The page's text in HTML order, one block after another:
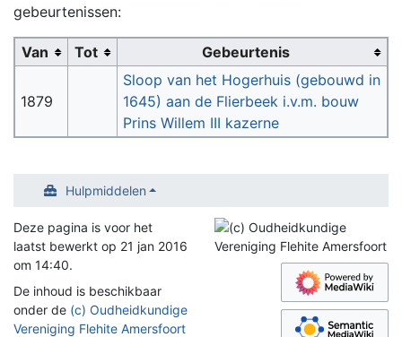
gebeurtenissen:
Van Tot Gebeurtenis
1879
Sloop van het Hogerhuis (gebouwd in
1645) aan de Flierbeek i.v.m. bouw
Prins Willem III kazerne
Hulpmiddelen
Deze pagina is voor het
laatst bewerkt op 21 jan 2016
om 14:40.
De inhoud is beschikbaar
onder de (c) Oudheidkundige
Vereniging Flehite Amersfoort